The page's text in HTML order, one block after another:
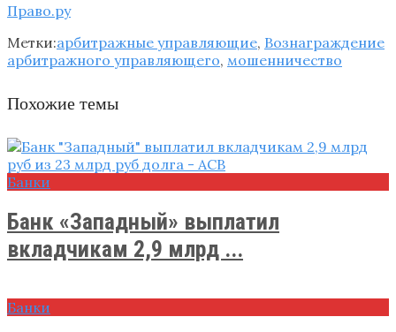
Право.ру
Метки:арбитражные управляющие, Вознаграждение
арбитражного управляющего, мошенничество
Похожие темы
Банки
Банк «Западный» выплатил
вкладчикам 2,9 млрд ...
Банки